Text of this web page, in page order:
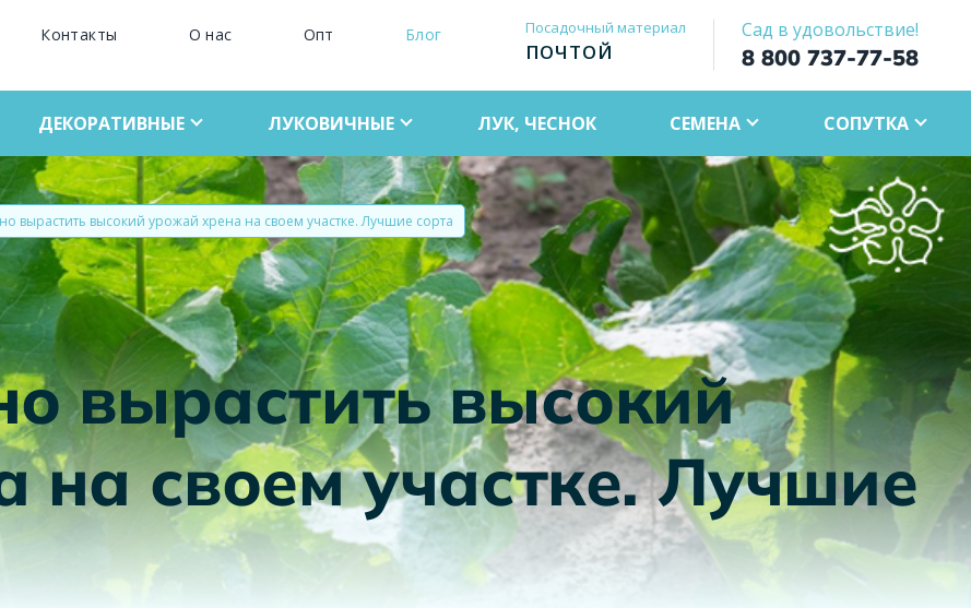
Контакты О нас Опт Блог Посадочный материал
ПОЧТОЙ
Сад в удовольствие!
8 800 737-77-58
ДЕКОРАТИВНЫЕ ЛУКОВИЧНЫЕ ЛУК, ЧЕСНОК СЕМЕНА СОПУТКА
вырастить высокий урожай хрена на своем участке. Лучшие сорта
вырастить высокий
на своем участке. Лучшие